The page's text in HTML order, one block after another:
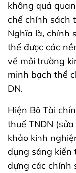
không quá
chế chính sách
Nghĩa là, chính
thế được các
về môi trường
minh bạch thể
DN.
Hiện Bộ Tài
thuế TNDN
khảo kinh
dụng sáng kiến
dựng các chính